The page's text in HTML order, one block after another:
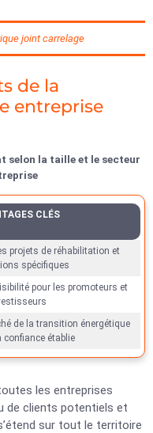
joint carrelage
de la
entreprise
selon la taille et le secteur
CLÉS
projets de réhabilitation et
spécifiques
pour les promoteurs et
de la transition énergétique
confiance établie
les entreprises
de clients potentiels et
sur tout le territoire